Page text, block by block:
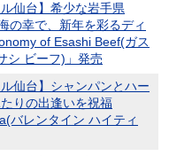
仙台】希少な岩手県
の幸で、新年を彩るディ
of Esashi Beef(ガス
シ ビーフ)」発売
仙台】シャンパンとハー
りの出逢いを祝福
バレンタイン ハイティ